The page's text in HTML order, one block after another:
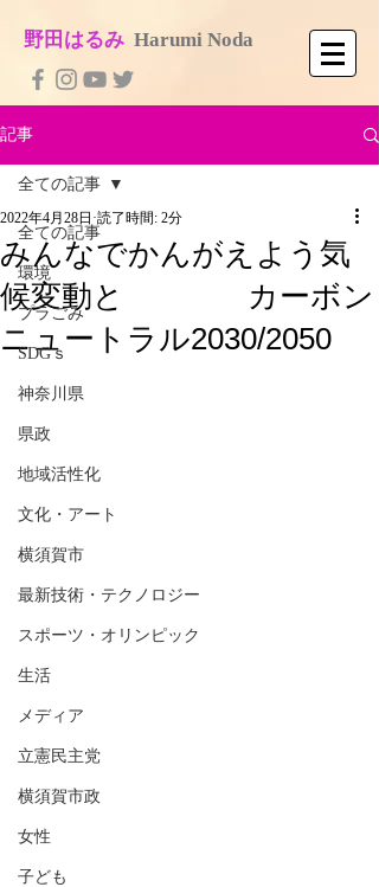
​野田はるみ Harumi No​da
記事
全ての記事
環境
プラごみ
SDGｓ
神奈川県
県政
地域活性化
文化・アート
横須賀市
最新技術・テクノロジー
スポーツ・オリンピック
生活
メディア
立憲民主党
横須賀市政
女性
子ども
全ての記事
みんなでかんがえよう気
候変動と カーボン
ニュートラル2030/2050
2022年4月28日 読了時間: 2分